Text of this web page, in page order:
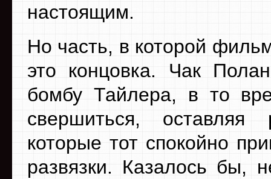
настоящим.
Но часть, в которой
это концовка. Чак
бомбу Тайлера, в то
свершиться, оставляя
которые тот спокойно
развязки. Казалось бы,